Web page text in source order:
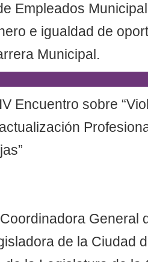
Empleados
e igualdad de
Municipal.
Encuentro sobre
de la Ciudad